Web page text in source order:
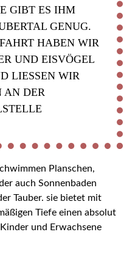
GIBT ES IHM
GENUG.
HABEN WIR
UND EISVÖGEL
LIESSEN WIR D
DER H
A
Planschen,
auch Sonnenbaden
Tauber. sie bietet mit
Tiefe einen absolut
und Erwachsene